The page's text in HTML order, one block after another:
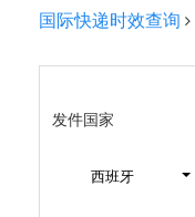
国际快递时效查询
发件国家
西班牙